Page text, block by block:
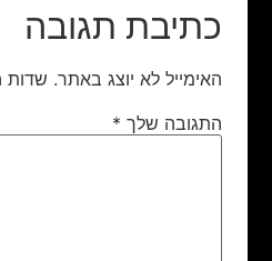
כתיבת תגובה
האימייל לא יוצג באתר. שדות
התגובה שלך *